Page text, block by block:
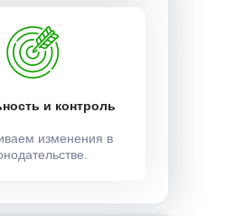
и контроль
изменения в